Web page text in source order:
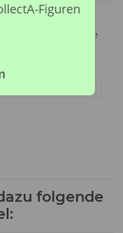
enorm langen
durch verstreute
folgende
Figuren